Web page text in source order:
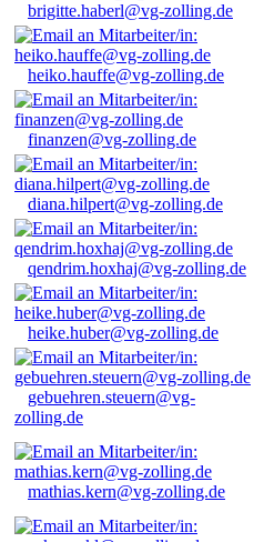
brigitte.haberl@vg-zolling.de
heiko.hauffe@vg-zolling.de
finanzen@vg-zolling.de
diana.hilpert@vg-zolling.de
qendrim.hoxhaj@vg-zolling.de
heike.huber@vg-zolling.de
gebuehren.steuern@vg-
zolling.de
mathias.kern@vg-zolling.de